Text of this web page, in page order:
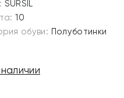
SURSIL
10
обуви: Полуботинки